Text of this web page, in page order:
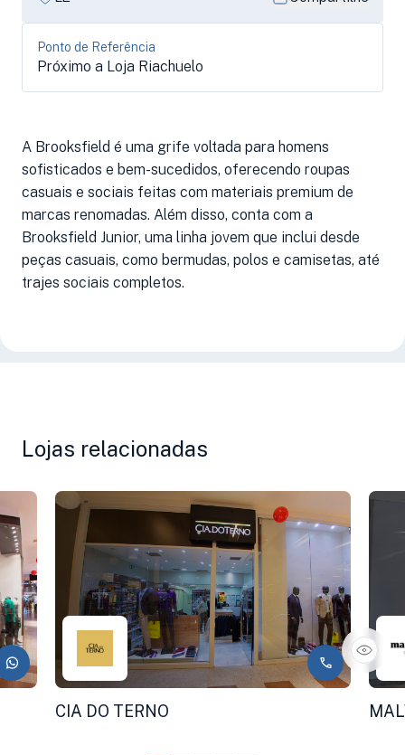
Ponto de Referência
Próximo a Loja Riachuelo
A Brooksfield é uma grife voltada para homens
sofisticados e bem-sucedidos, oferecendo roupas
casuais e sociais feitas com materiais premium de
marcas renomadas. Além disso, conta com a
Brooksfield Junior, uma linha jovem que inclui desde
peças casuais, como bermudas, polos e camisetas, até
trajes sociais completos.
Lojas relacionadas
CIA DO TERNO